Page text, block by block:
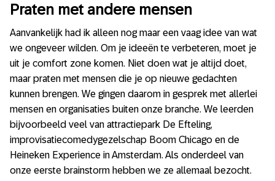
Praten met andere mensen
Aanvankelijk had ik alleen nog maar een vaag idee van wat
we ongeveer wilden. Om je ideeën te verbeteren, moet je
uit je comfort zone komen. Niet doen wat je altijd doet,
maar praten met mensen die je op nieuwe gedachten
kunnen brengen. We gingen daarom in gesprek met allerlei
mensen en organisaties buiten onze branche. We leerden
bijvoorbeeld veel van attractiepark De Efteling,
improvisatiecomedygezelschap Boom Chicago en de
Heineken Experience in Amsterdam. Als onderdeel van
onze eerste brainstorm hebben we ze allemaal bezocht.